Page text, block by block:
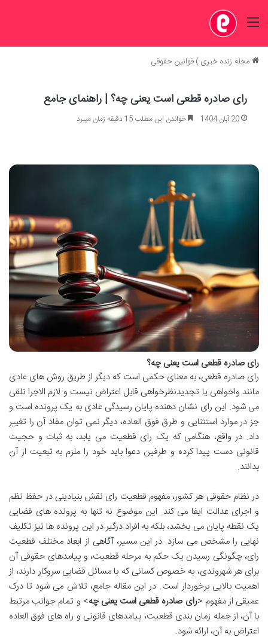
منو
مجله زنده خبری)قوانین حقوقی
رای صادره قطعی است یعنی چه؟ | راهنمای جامع
20 آبان 1404 خواندن این مطلب 15 دقیقه زمان میبرد
رای صادره قطعی است یعنی چه؟
رای صادره قطعی، به معنای حکمی است که دیگر از طریق روش های عادی
مانند واخواهی یا تجدیدنظرخواهی قابل اعتراض نیست و لازم الاجرا تلقی
می شود. این رای نشان دهنده پایان رسیدگی عادی به یک پرونده است و
جز در موارد استثنایی و طرق فوق العاده، دیگر نمی توان مفاد آن را تغییر
داد. در واقع، هنگامی که یک رای قطعیت می یابد، به ثبات و حجیت
قانونی دست پیدا کرده و طرفین دعوا باید خود را ملزم به تبعیت از آن
بدانند.
در نظام حقوقی هر کشور، مفهوم قطعیت رای نقش بنیادینی در حفظ نظم
و اجرای عدالت ایفا می کند. این موضوع نه تنها به پرونده های قضایی
یک نقطه پایان می بخشد، بلکه به افراد درگیر در این پرونده ها نیز تکلیف
نهایی را مشخص می سازد. در این مسیر، آگاهی از ابعاد مختلف قطعیت
رای، چگونگی رسیدن یک حکم به مرحله قطعیت، و پیامدهای حقوقی آن
برای هر شهروندی، به خصوص کسانی که با مسائل قضایی سروکار دارند، از
اهمیت بالایی برخوردار است. در این مقاله جامع، تلاش می شود تا درک
عمیقی از مفهوم <رای صادره قطعی است یعنی چه> و تمام جوانب مرتبط
با آن، از جمله زمان بندی قطعیت، پیامدهای قانونی و راه های فوق العاده
اعتراض به آن، ارائه شود.